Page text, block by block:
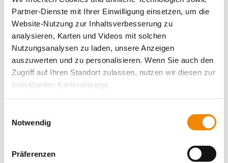
Partner-Dienste mit Ihrer Einwilligung einsetzen, um die
Website-Nutzung zur Inhaltsverbesserung zu
analysieren, Karten und Videos mit solchen
Nutzungsanalysen zu laden, unsere Anzeigen
auszuwerten und zu personalisieren. Wenn Sie auch den
Zugriff auf Ihren Standort zulassen, nutzen wir diesen zur
individuellen Kartenanzeige.
unsere Partner Daten wie Ihre IP-Adresse und
verarbeiten diese zusammen mit Daten von anderen
Websites. Die Partner erkennen mitunter auch, wenn Sie
zum Website-Besuch verschiedene Geräte verwenden,
Notwendig
Präferenzen
Kontaktdaten unseres Presseteams
Dirk Altbürger
Pressesprecher
Telefon:+49 69 94545-107
E-Mail schreiben
Matthias Schwerdtfeger
Stellvertretender Pressesprecher
Telefon:+49 69 94545-108
Angelika Bieck
Telefon: